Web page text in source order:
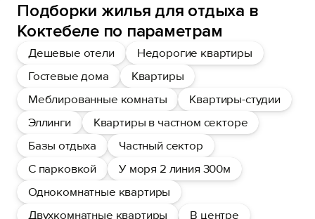
Подборки жилья для отдыха в
Коктебеле по параметрам
Дешевые отели
Недорогие квартиры
Гостевые дома
Квартиры
Меблированные комнаты
Квартиры-студии
Эллинги
Квартиры в частном секторе
Базы отдыха
Частный сектор
С парковкой
У моря 2 линия 300м
Однокомнатные квартиры
Двухкомнатные квартиры
В центре